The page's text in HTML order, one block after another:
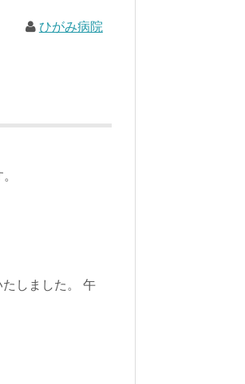
ひがみ病院
しました。 午